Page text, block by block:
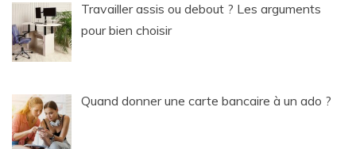
Travailler assis ou debout ? Les arguments
pour bien choisir
Quand donner une carte bancaire à un ado ?